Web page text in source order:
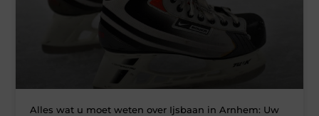
Alles wat u moet weten over Ijsbaan in Arnhem: Uw